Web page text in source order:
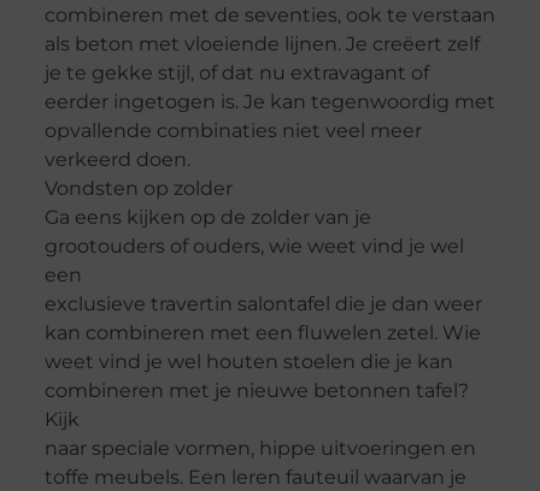
combineren met de seventies, ook te verstaan
als beton met vloeiende lijnen. Je creëert zelf
je te gekke stijl, of dat nu extravagant of
eerder ingetogen is. Je kan tegenwoordig met
opvallende combinaties niet veel meer
verkeerd doen.
Vondsten op zolder
Ga eens kijken op de zolder van je
grootouders of ouders, wie weet vind je wel
een
exclusieve travertin salontafel die je dan weer
kan combineren met een fluwelen zetel. Wie
weet vind je wel houten stoelen die je kan
combineren met je nieuwe betonnen tafel?
Kijk
naar speciale vormen, hippe uitvoeringen en
toffe meubels. Een leren fauteuil waarvan je